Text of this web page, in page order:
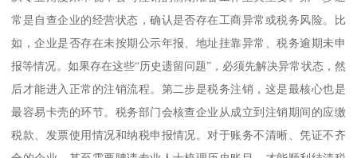
常是自查企业的经营状态，确认是否存在工商异常或税务风险。比
如，企业是否存在未按期公示年报、地址挂靠异常、税务逾期未申
报等情况。如果存在这些“历史遗留问题”，必须先解决异常状态，然
后才能进入正常的注销流程。第二步是税务注销，这是最核心也是
最容易卡壳的环节。税务部门会核查企业从成立到注销期间的应缴
税款、发票使用情况和纳税申报情况。对于账务不清晰、凭证不齐